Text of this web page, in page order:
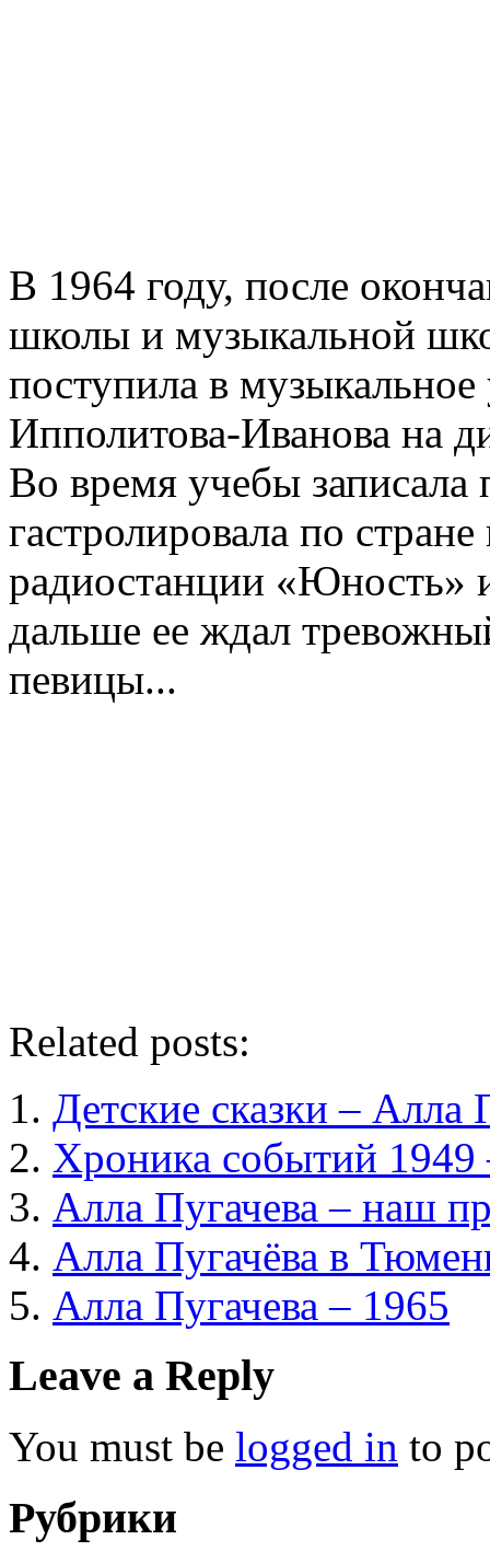
В 1964 году, после
школы и музыкальной
поступила в
Ипполитова-Иванова на
Во время учебы
гастролировала по
радиостанции «Юность»
дальше ее ждал
певицы...
Related posts:
Детские сказки – Алла
Хроника событий 1949
Алла Пугачева – наш
Алла Пугачёва в
Алла Пугачева – 1965
Leave a Reply
You must be logged in to
Рубрики